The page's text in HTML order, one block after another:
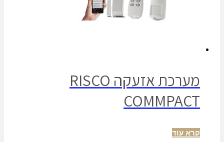
מערכת אזעקה RISCO
COMMPACT
קרא עוד